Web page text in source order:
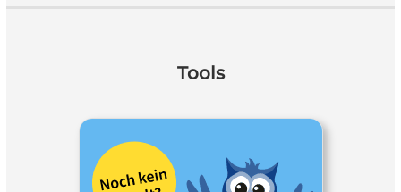
Tools